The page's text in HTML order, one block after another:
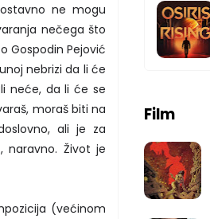
ne mogu
nečega što
Gospodin Pejović
nebrizi da li će
neće, da li će se
moraš biti na
ali je za
naravno. Život je
(većinom
Film